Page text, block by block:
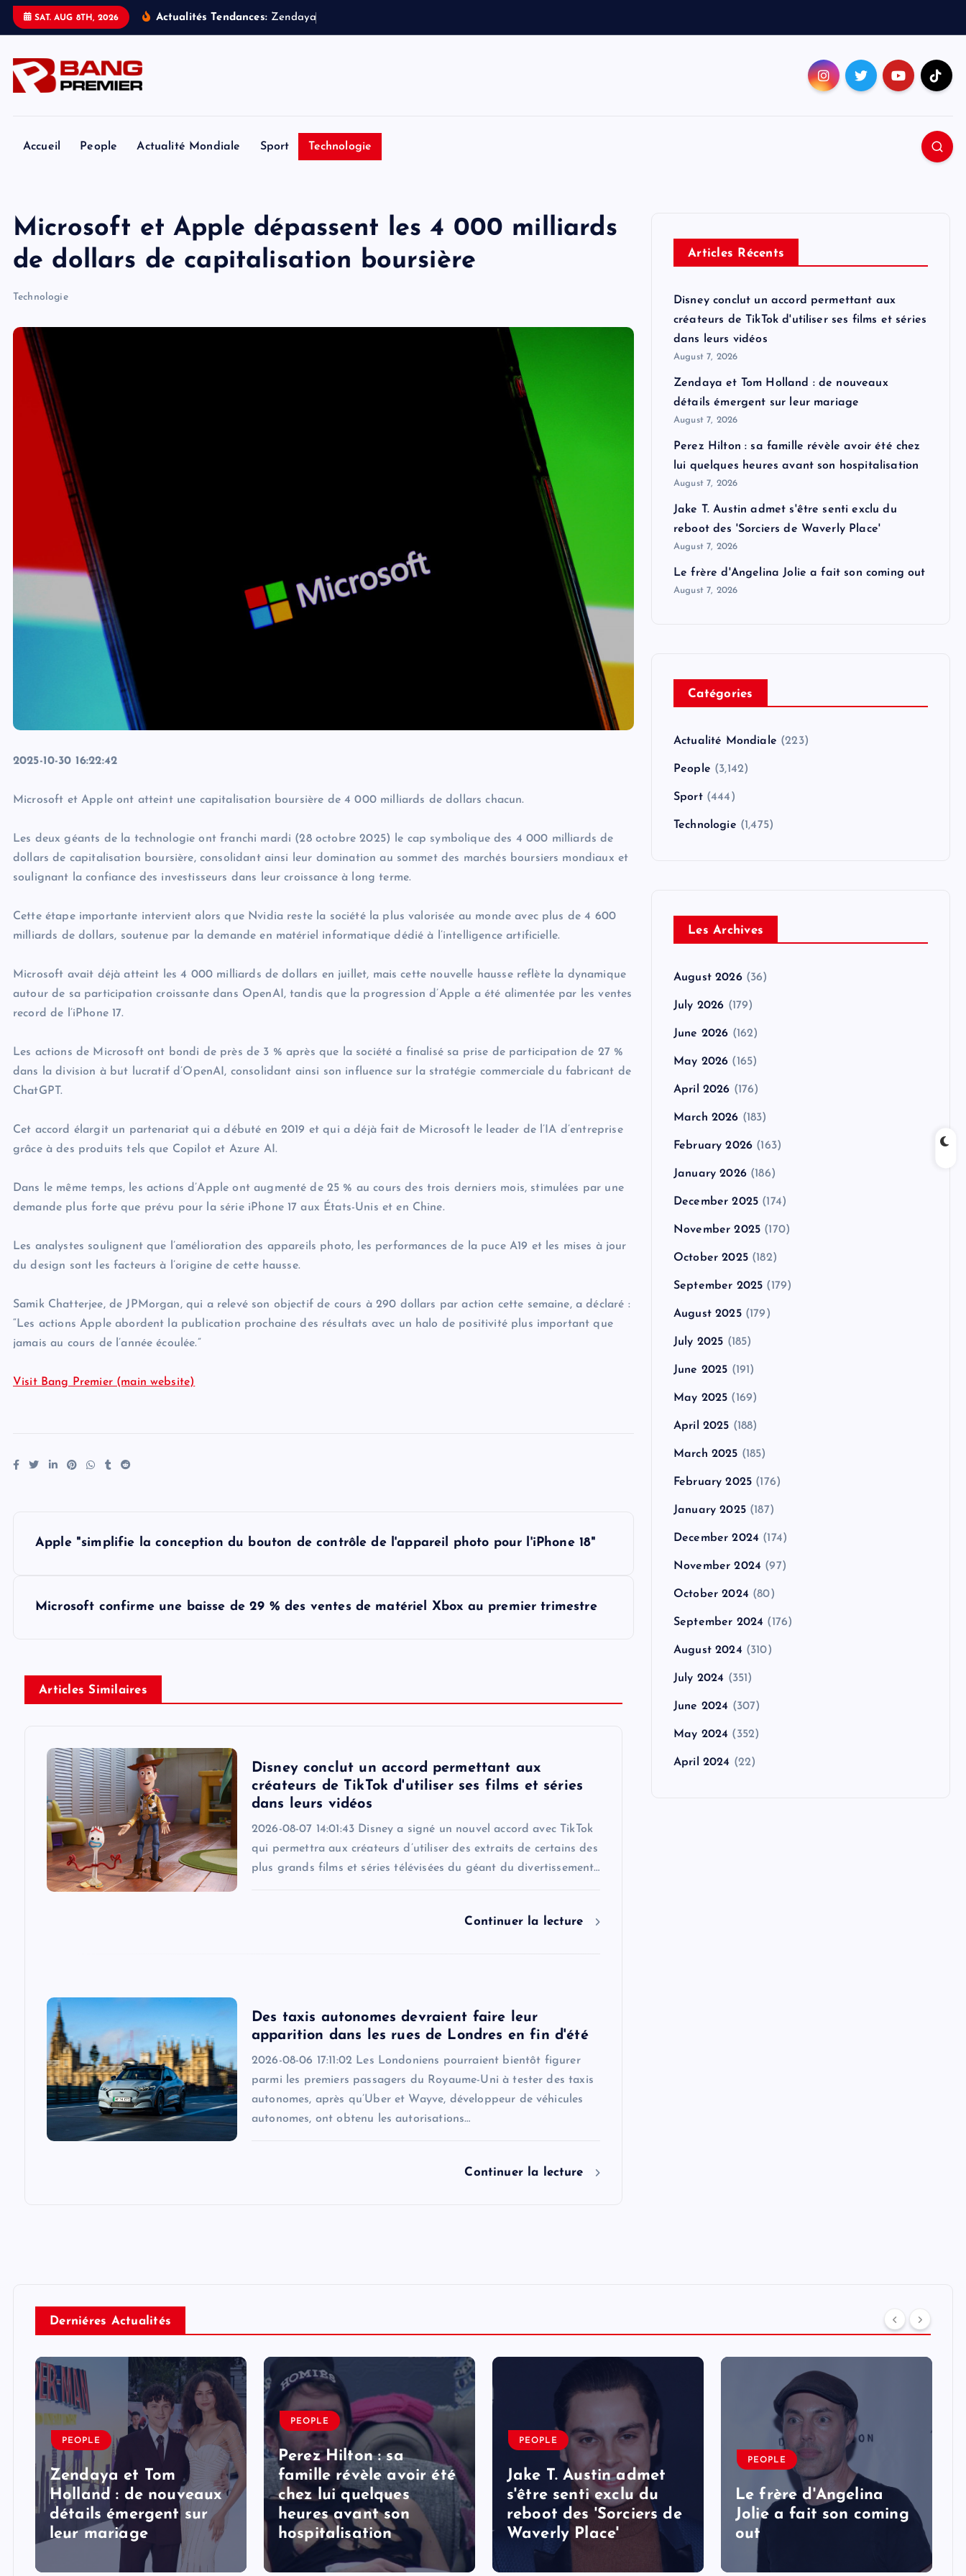
SAT. AUG 8TH, 2026 Actualités Tendances: Zendaya
Accueil People Actualité Mondiale Sport Technologie
Microsoft et Apple dépassent les 4 000 milliards
de dollars de capitalisation boursière
Technologie
2025-10-30 16:22:42
Microsoft et Apple ont atteint une capitalisation boursière de 4 000 milliards de dollars chacun.
Les deux géants de la technologie ont franchi mardi (28 octobre 2025) le cap symbolique des 4 000 milliards de
dollars de capitalisation boursière, consolidant ainsi leur domination au sommet des marchés boursiers mondiaux et
soulignant la confiance des investisseurs dans leur croissance à long terme.
Cette étape importante intervient alors que Nvidia reste la société la plus valorisée au monde avec plus de 4 600
milliards de dollars, soutenue par la demande en matériel informatique dédié à l’intelligence artificielle.
Microsoft avait déjà atteint les 4 000 milliards de dollars en juillet, mais cette nouvelle hausse reflète la dynamique
autour de sa participation croissante dans OpenAI, tandis que la progression d’Apple a été alimentée par les ventes
record de l’iPhone 17.
Les actions de Microsoft ont bondi de près de 3 % après que la société a finalisé sa prise de participation de 27 %
dans la division à but lucratif d’OpenAI, consolidant ainsi son influence sur la stratégie commerciale du fabricant de
ChatGPT.
Cet accord élargit un partenariat qui a débuté en 2019 et qui a déjà fait de Microsoft le leader de l’IA d’entreprise
grâce à des produits tels que Copilot et Azure AI.
Dans le même temps, les actions d’Apple ont augmenté de 25 % au cours des trois derniers mois, stimulées par une
demande plus forte que prévu pour la série iPhone 17 aux États-Unis et en Chine.
Les analystes soulignent que l’amélioration des appareils photo, les performances de la puce A19 et les mises à jour
du design sont les facteurs à l’origine de cette hausse.
Samik Chatterjee, de JPMorgan, qui a relevé son objectif de cours à 290 dollars par action cette semaine, a déclaré :
“Les actions Apple abordent la publication prochaine des résultats avec un halo de positivité plus important que
jamais au cours de l’année écoulée.”
Visit Bang Premier (main website)
Apple "simplifie la conception du bouton de contrôle de l'appareil photo pour l'iPhone 18"
Microsoft confirme une baisse de 29 % des ventes de matériel Xbox au premier trimestre
Articles Similaires
Disney conclut un accord permettant aux
créateurs de TikTok d'utiliser ses films et séries
dans leurs vidéos
2026-08-07 14:01:43 Disney a signé un nouvel accord avec TikTok
qui permettra aux créateurs d’utiliser des extraits de certains des
plus grands films et séries télévisées du géant du divertissement…
Continuer la lecture
Des taxis autonomes devraient faire leur
apparition dans les rues de Londres en fin d'été
2026-08-06 17:11:02 Les Londoniens pourraient bientôt figurer
parmi les premiers passagers du Royaume-Uni à tester des taxis
autonomes, après qu’Uber et Wayve, développeur de véhicules
autonomes, ont obtenu les autorisations…
Continuer la lecture
Articles Récents
Disney conclut un accord permettant aux
créateurs de TikTok d'utiliser ses films et séries
dans leurs vidéos
August 7, 2026
Zendaya et Tom Holland : de nouveaux
détails émergent sur leur mariage
August 7, 2026
Perez Hilton : sa famille révèle avoir été chez
lui quelques heures avant son hospitalisation
August 7, 2026
Jake T. Austin admet s'être senti exclu du
reboot des 'Sorciers de Waverly Place'
August 7, 2026
Le frère d'Angelina Jolie a fait son coming out
August 7, 2026
Catégories
Actualité Mondiale (223)
People (3,142)
Sport(444)
Technologie (1,475)
Les Archives
August 2026(36)
July 2026 (179)
June 2026 (162)
May 2026 (165)
April 2026 (176)
March 2026 (183)
February 2026 (163)
January 2026(186)
December 2025 (174)
November 2025 (170)
October 2025(182)
September 2025 (179)
August 2025(179)
July 2025 (185)
June 2025 (191)
May 2025 (169)
April 2025 (188)
March 2025 (185)
February 2025 (176)
January 2025(187)
December 2024 (174)
November 2024 (97)
October 2024 (80)
September 2024 (176)
August 2024 (310)
July 2024 (351)
June 2024 (307)
May 2024 (352)
April 2024 (22)
Derniéres Actualités
PEOPLE
Zendaya et Tom
Holland : de nouveaux
détails émergent sur
leur mariage
PEOPLE
Perez Hilton : sa
famille révèle avoir été
chez lui quelques
heures avant son
hospitalisation
PEOPLE
Jake T. Austin admet
s'être senti exclu du
reboot des 'Sorciers de
Waverly Place'
PEOPLE
Le frère d'Angelina
Jolie a fait son coming
out